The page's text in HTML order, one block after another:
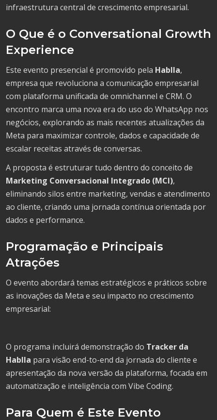
infraestrutura central de crescimento empresarial.
O Que é o Conversational Growth
Experience
Este evento presencial é promovido pela Hablla,
empresa que revoluciona a comunicação empresarial
com plataforma unificada de omnichannel e CRM. O
encontro marca uma nova era do uso do WhatsApp nos
negócios, explorando as mais recentes atualizações da
Meta para maximizar controle, dados e capacidade de
escalar receitas através de conversas.
A proposta é estruturar tudo dentro do conceito de
Marketing Conversacional Integrado (MCI),
eliminando silos entre marketing, vendas e atendimento
ao cliente, criando uma jornada contínua orientada por
dados e performance.
Programação e Principais
Atrações
O evento abordará temas estratégicos e práticos sobre
as inovações da Meta e seu impacto no crescimento
empresarial:
O programa incluirá demonstração do Tracker da
Hablla para visão end-to-end da jornada do cliente e
apresentação da nova versão da plataforma, focada em
automatização e inteligência com Vibe Coding.
Para Quem é Este Evento